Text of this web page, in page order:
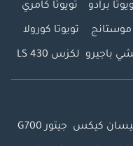
برادو تويوتا كامري
موستانج تويوتا كورولا
باجيرو لكزس LS 430
كيكس جيتور G700